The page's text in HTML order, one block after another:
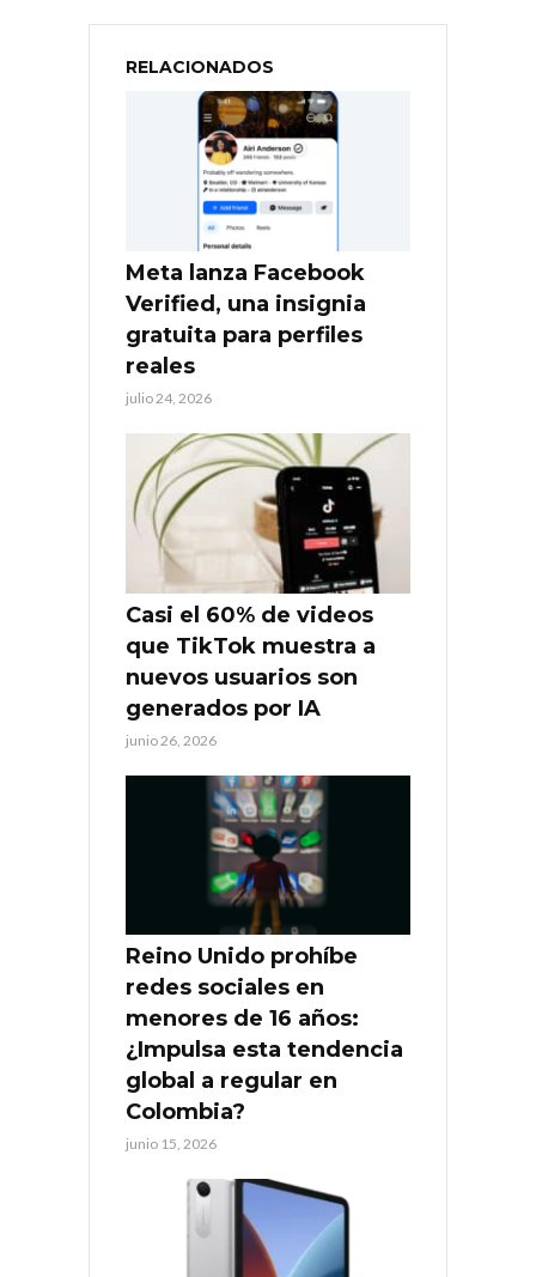
RELACIONADOS
Meta lanza Facebook
Verified, una insignia
gratuita para perfiles
reales
julio 24, 2026
Casi el 60% de videos
que TikTok muestra a
nuevos usuarios son
generados por IA
junio 26, 2026
Reino Unido prohíbe
redes sociales en
menores de 16 años:
¿Impulsa esta tendencia
global a regular en
Colombia?
junio 15, 2026